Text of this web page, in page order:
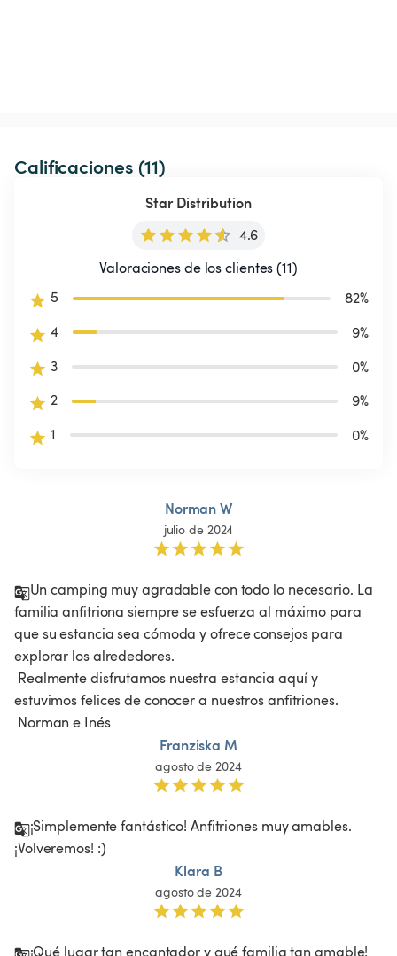
Calificaciones (11)
Star Distribution
4.6
Valoraciones de los clientes (11)
5
82%
4
9%
3
0%
2
9%
1
0%
Norman W
julio de 2024
Un camping muy agradable con todo lo necesario. La
familia anfitriona siempre se esfuerza al máximo para
que su estancia sea cómoda y ofrece consejos para
explorar los alrededores.
estuvimos felices de conocer a nuestros anfitriones.
Norman e Inés
Franziska M
agosto de 2024
¡Simplemente fantástico! Anfitriones muy amables.
¡Volveremos! :)
Klara B
agosto de 2024
¡Qué lugar tan encantador y qué familia tan amable!